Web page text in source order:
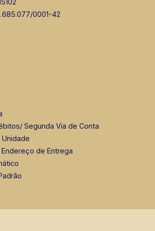
0001-42
Segunda Via de Conta
de Entrega